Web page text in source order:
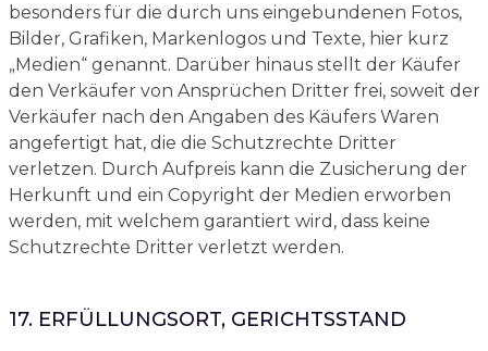
besonders für die durch uns eingebundenen Fotos,
Bilder, Grafiken, Markenlogos und Texte, hier kurz
„Medien“ genannt. Darüber hinaus stellt der Käufer
den Verkäufer von Ansprüchen Dritter frei, soweit der
Verkäufer nach den Angaben des Käufers Waren
angefertigt hat, die die Schutzrechte Dritter
verletzen. Durch Aufpreis kann die Zusicherung der
Herkunft und ein Copyright der Medien erworben
werden, mit welchem garantiert wird, dass keine
Schutzrechte Dritter verletzt werden.
17. ERFÜLLUNGSORT, GERICHTSSTAND